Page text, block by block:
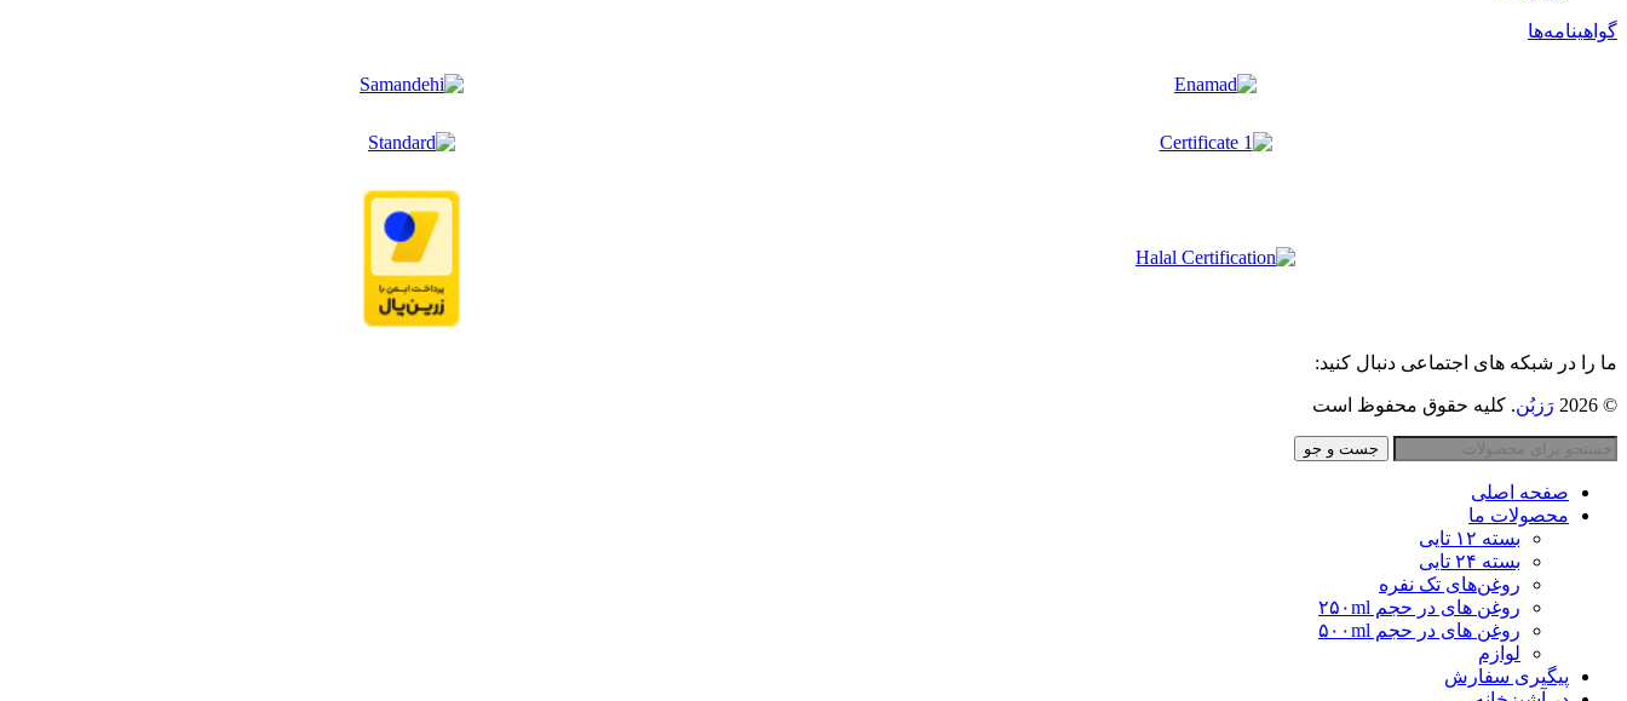
گواهینامه‌ها
ما را در شبکه های اجتماعی دنبال کنید:
© 2026 رَزبُن. کلیه حقوق محفوظ است
جست و جو
صفحه اصلی
محصولات ما
بسته ۱۲ تایی
بسته ۲۴ تایی
روغن‌های تک نفره
روغن های در حجم ٢۵٠ml
روغن های در حجم ۵٠٠ml
لوازم
پیگیری سفارش